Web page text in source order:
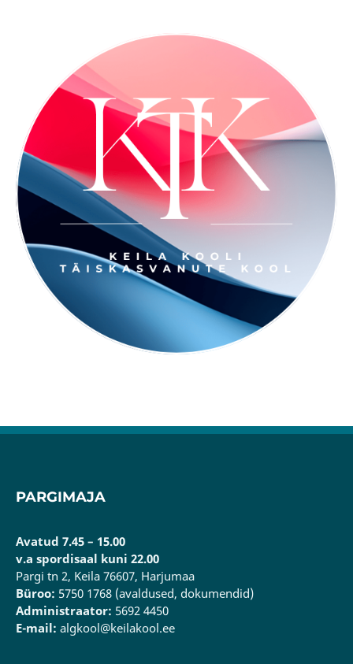
PARGIMAJA
Avatud 7.45 – 15.00
v.a spordisaal kuni 22.00
Pargi tn 2, Keila 76607, Harjumaa
Büroo: 5750 1768 (avaldused, dokumendid)
Administraator: 5692 4450
E-mail: algkool@keilakool.ee